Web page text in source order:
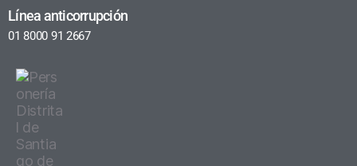
Línea anticorrupción
01 8000 91 2667